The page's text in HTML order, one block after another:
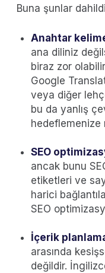
Buna şunlar
Anahtar
ana diliniz
biraz zor
Google
veya diğer
bu da yanlış
hedeflemenize
SEO
ancak bunu
etiketleri ve
harici
SEO
İçerik
arasında
değildir.